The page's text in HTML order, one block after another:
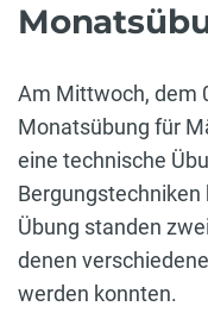
Am Mittwoch, dem
Monatsübung für
eine technische
Bergungstechniken
Übung standen
denen
werden konnten.